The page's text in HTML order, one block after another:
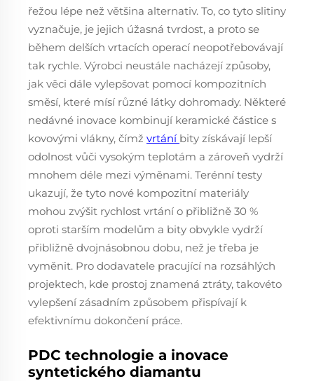
řežou lépe než většina alternativ. To, co tyto slitiny
vyznačuje, je jejich úžasná tvrdost, a proto se
během delších vrtacích operací neopotřebovávají
tak rychle. Výrobci neustále nacházejí způsoby,
jak věci dále vylepšovat pomocí kompozitních
směsí, které mísí různé látky dohromady. Některé
nedávné inovace kombinují keramické částice s
kovovými vlákny, čímž vrtání bity získávají lepší
odolnost vůči vysokým teplotám a zároveň vydrží
mnohem déle mezi výměnami. Terénní testy
ukazují, že tyto nové kompozitní materiály
mohou zvýšit rychlost vrtání o přibližně 30 %
oproti starším modelům a bity obvykle vydrží
přibližně dvojnásobnou dobu, než je třeba je
vyměnit. Pro dodavatele pracující na rozsáhlých
projektech, kde prostoj znamená ztráty, takovéto
vylepšení zásadním způsobem přispívají k
efektivnímu dokončení práce.
PDC technologie a inovace
syntetického diamantu